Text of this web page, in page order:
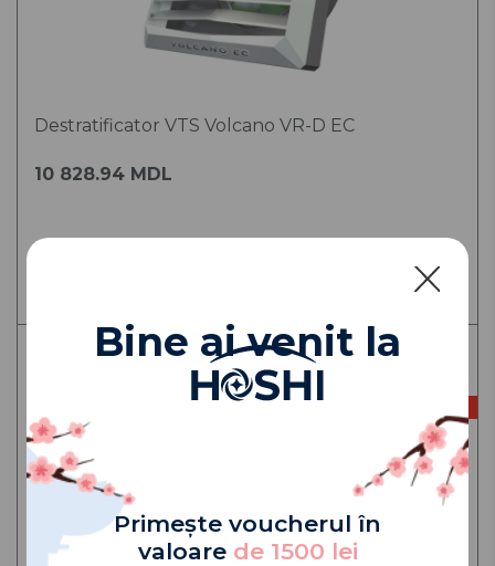
Destratificator VTS Volcano VR-D EC
10 828.94 MDL
Bine ai venit la
Primește voucherul în
valoare de 1500 lei